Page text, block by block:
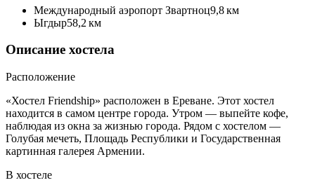
Международный аэропорт Звартноц9,8 км
Ыгдыр58,2 км
Описание хостела
Расположение
«Хостел Friendship» расположен в Ереване. Этот хостел
находится в самом центре города. Утром — выпейте кофе,
наблюдая из окна за жизнью города. Рядом с хостелом —
Голубая мечеть, Площадь Республики и Государственная
картинная галерея Армении.
В хостеле